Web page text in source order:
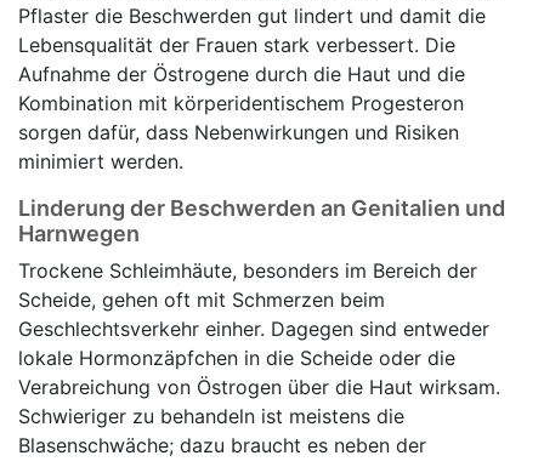
Pflaster die Beschwerden gut lindert und damit die
Lebensqualität der Frauen stark verbessert. Die
Aufnahme der Östrogene durch die Haut und die
Kombination mit körperidentischem Progesteron
sorgen dafür, dass Nebenwirkungen und Risiken
minimiert werden.
Linderung der Beschwerden an Genitalien und
Harnwegen
Trockene Schleimhäute, besonders im Bereich der
Scheide, gehen oft mit Schmerzen beim
Geschlechtsverkehr einher. Dagegen sind entweder
lokale Hormonzäpfchen in die Scheide oder die
Verabreichung von Östrogen über die Haut wirksam.
Schwieriger zu behandeln ist meistens die
Blasenschwäche; dazu braucht es neben der